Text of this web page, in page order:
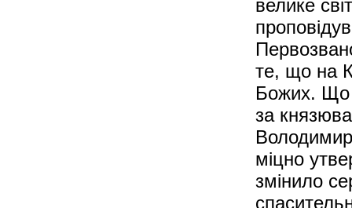
велике
те, що на
Божих. Що
за
міцно
змінило